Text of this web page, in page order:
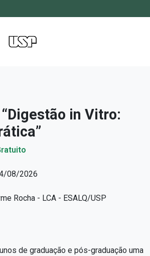
in Vitro:
08/2026
Rocha - LCA - ESALQ/USP
de graduação e pós-graduação uma